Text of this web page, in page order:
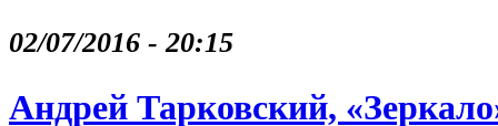
02/07/2016 - 20:15
Андрей Тарковский,